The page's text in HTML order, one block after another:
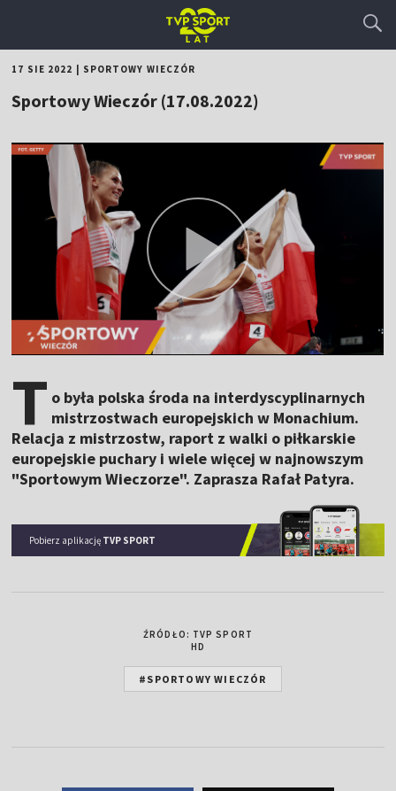
17 SIE 2022 SPORTOWY WIECZÓR
Sportowy Wieczór (17.08.2022)
T o była polska środa na interdyscyplinarnych
mistrzostwach europejskich w Monachium.
Relacja z mistrzostw, raport z walki o piłkarskie
europejskie puchary i wiele więcej w najnowszym
"Sportowym Wieczorze". Zaprasza Rafał Patyra.
Pobierz aplikację TVP SPORT
ŹRÓDŁO: TVP SPORT
HD
#SPORTOWY WIECZÓR